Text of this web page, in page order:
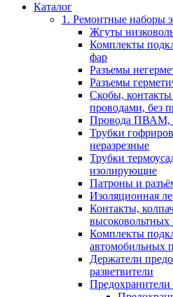
Каталог
1. Ремонтные наборы
Жгуты
Комплекты
фар
Разъемы
Разъемы
Скобы,
проводами, без
Провода
Трубки
неразрезные
Трубки
изолирующие
Патроны и
Изоляционная
Контакты,
высоковольтных
Комплекты
автомобильных
Держатели
разветвители
Предохранители